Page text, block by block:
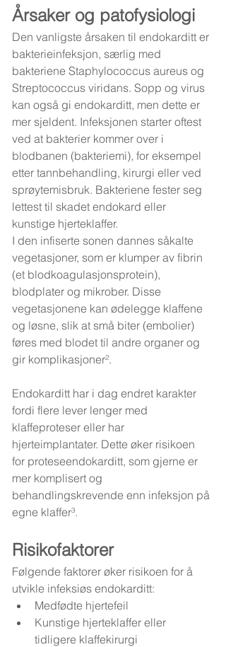
Årsaker og patofysiologi
Den vanligste årsaken til endokarditt er
bakterieinfeksjon, særlig med
bakteriene Staphylococcus aureus og
Streptococcus viridans. Sopp og virus
kan også gi endokarditt, men dette er
mer sjeldent. Infeksjonen starter oftest
ved at bakterier kommer over i
blodbanen (bakteriemi), for eksempel
etter tannbehandling, kirurgi eller ved
sprøytemisbruk. Bakteriene fester seg
lettest til skadet endokard eller
kunstige hjerteklaffer.
I den infiserte sonen dannes såkalte
vegetasjoner, som er klumper av fibrin
(et blodkoagulasjonsprotein),
blodplater og mikrober. Disse
vegetasjonene kan ødelegge klaffene
og løsne, slik at små biter (embolier)
føres med blodet til andre organer og
gir komplikasjoner².
Endokarditt har i dag endret karakter
fordi flere lever lenger med
klaffeproteser eller har
hjerteimplantater. Dette øker risikoen
for proteseendokarditt, som gjerne er
mer komplisert og
behandlingskrevende enn infeksjon på
egne klaffer³.
Risikofaktorer
Følgende faktorer øker risikoen for å
utvikle infeksiøs endokarditt:
Medfødte hjertefeil
Kunstige hjerteklaffer eller
tidligere klaffekirurgi